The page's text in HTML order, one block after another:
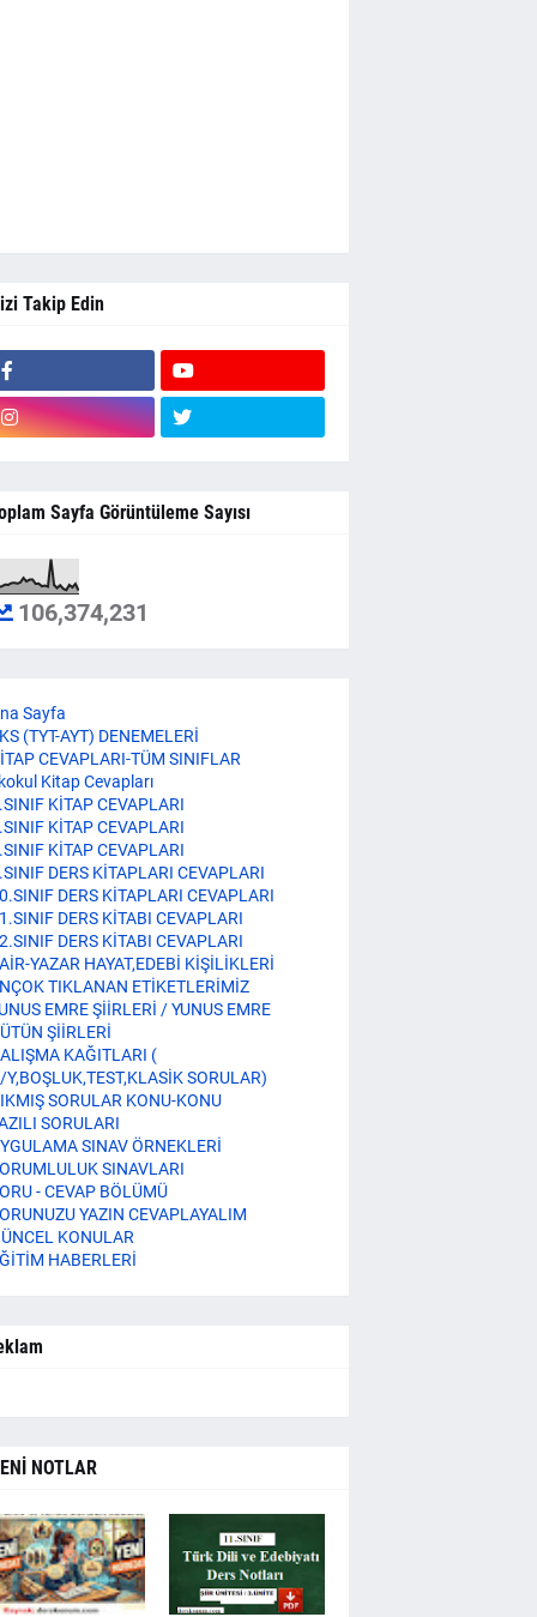
Takip Edin
Sayfa Görüntüleme Sayısı
106,374,231
Sayfa
(TYT-AYT) DENEMELERİ
CEVAPLARI-TÜM SINIFLAR
Kitap Cevapları
KİTAP CEVAPLARI
KİTAP CEVAPLARI
KİTAP CEVAPLARI
DERS KİTAPLARI CEVAPLARI
DERS KİTAPLARI CEVAPLARI
DERS KİTABI CEVAPLARI
DERS KİTABI CEVAPLARI
YAZAR HAYAT,EDEBİ KİŞİLİKLERİ
TIKLANAN ETİKETLERİMİZ
EMRE ŞİİRLERİ / YUNUS EMRE
ŞİİRLERİ
KAĞITLARI (
Y,BOŞLUK,TEST,KLASİK SORULAR)
SORULAR KONU-KONU
SORULARI
SINAV ÖRNEKLERİ
SINAVLARI
- CEVAP BÖLÜMÜ
YAZIN CEVAPLAYALIM
KONULAR
HABERLERİ
NOTLAR